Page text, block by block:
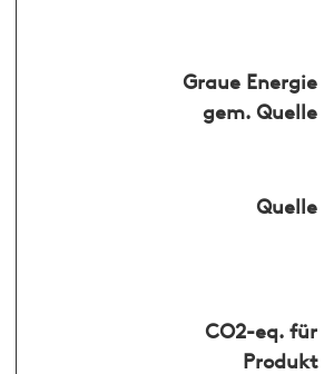
Graue Energie
gem. Quelle
Quelle
CO2-eq. für
Produkt